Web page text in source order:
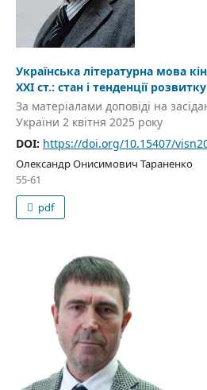
Українська літературна мова
ХХІ ст.: стан і тенденції розвитку
За матеріалами доповіді на
України 2 квітня 2025 року
DOI: https://doi.org/10.15407/
Олександр Онисимович Тараненко
55-61
pdf